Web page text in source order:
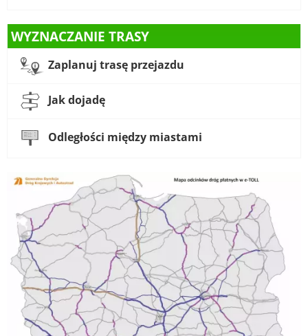
WYZNACZANIE TRASY
Zaplanuj trasę przejazdu
Jak dojadę
Odległości między miastami